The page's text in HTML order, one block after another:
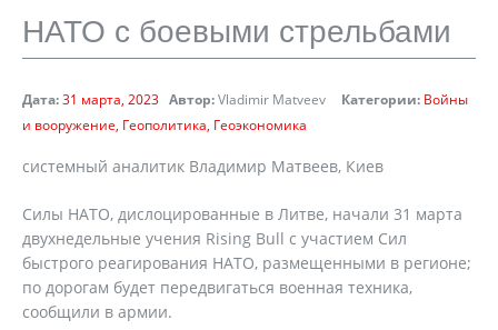
НАТО с боевыми стрельбами
Дата:31 марта, 2023 Автор:Vladimir Matveev Категории: Войны
и вооружение Геополитика Геоэкономика
системный аналитик Владимир Матвеев, Киев
Силы НАТО, дислоцированные в Литве, начали 31 марта
двухнедельные учения Rising Bull с участием Сил
быстрого реагирования НАТО, размещенными в регионе;
по дорогам будет передвигаться военная техника,
сообщили в армии.